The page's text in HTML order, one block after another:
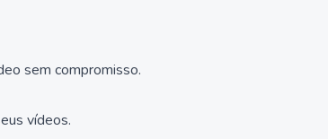
sem compromisso.
vídeos.